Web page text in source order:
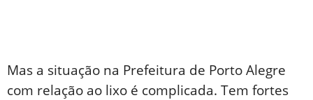
Mas a situação na Prefeitura de Porto Alegre
com relação ao lixo é complicada. Tem fortes